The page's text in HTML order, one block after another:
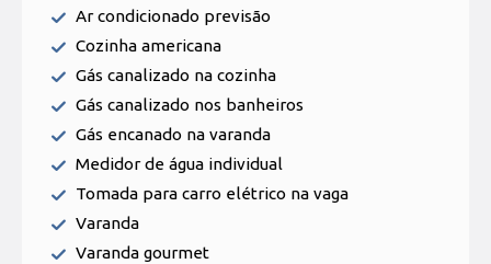
Ar condicionado previsão
Cozinha americana
Gás canalizado na cozinha
Gás canalizado nos banheiros
Gás encanado na varanda
Medidor de água individual
Tomada para carro elétrico na vaga
Varanda
Varanda gourmet